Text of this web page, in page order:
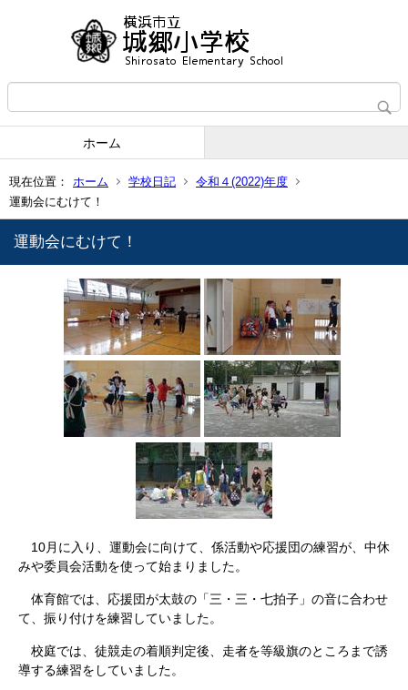
ホーム
現在位置： ホーム 学校日記
令和４(2022)年度
運動会にむけて！
運動会にむけて！
10月に入り、運動会に向けて、係活動や応援団の練習が、中休
みや委員会活動を使って始まりました。
体育館では、応援団が太鼓の「三・三・七拍子」の音に合わせ
て、振り付けを練習していました。
校庭では、徒競走の着順判定後、走者を等級旗のところまで誘
導する練習をしていました。